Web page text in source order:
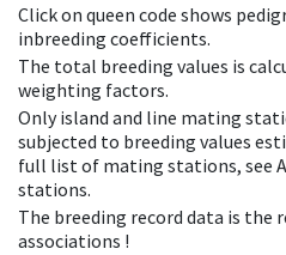
Click on queen code shows
inbreeding coefficients.
The total breeding values is
weighting factors.
Only island and line mating
subjected to breeding values
full list of mating stations, see
stations.
The breeding record data is
associations !